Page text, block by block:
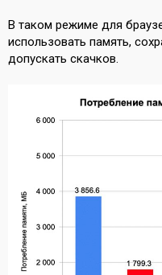
В таком режиме для
использовать память,
допускать скачков.